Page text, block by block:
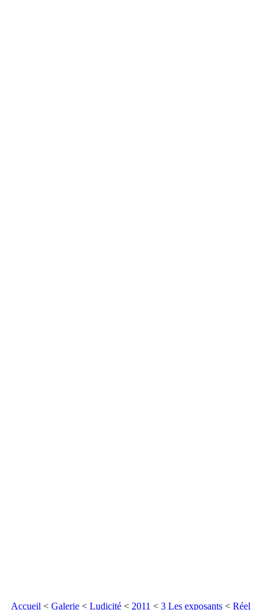
Accueil < Galerie < Ludicité < 2011 < 3 Les exposants < Réel